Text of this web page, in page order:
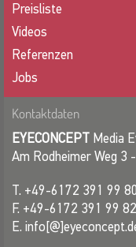
Preisliste
Videos
Referenzen
Jobs
Kontaktdaten
EYECONCEPT Media
Am Rodheimer Weg 3
T. +49-6172 391 99 80
F. +49-6172 391 99 82
E.